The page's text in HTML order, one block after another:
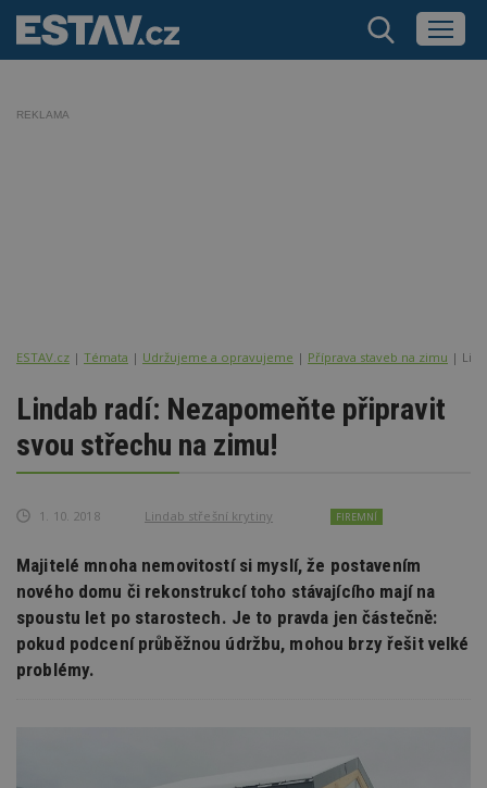
REKLAMA
ESTAV.cz Témata Udržujeme a opravujeme Příprava staveb na zimu
Lindab radí: Nezapomeňte připravit
svou střechu na zimu!
1. 10. 2018 Lindab střešní krytiny FIREMNÍ
Majitelé mnoha nemovitostí si myslí, že postavením
nového domu či rekonstrukcí toho stávajícího mají na
spoustu let po starostech. Je to pravda jen částečně:
pokud podcení průběžnou údržbu, mohou brzy řešit velké
problémy.